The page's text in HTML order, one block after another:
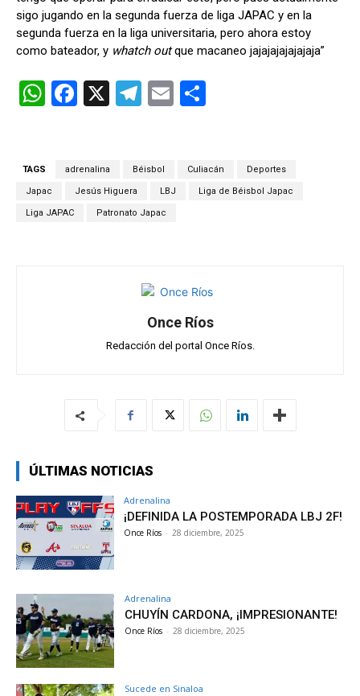
sigo jugando en la segunda fuerza de liga JAPAC y en la
segunda fuerza en la liga universitaria, pero ahora estoy
como bateador, y whatch outque macaneo jajajajajajajaja”
W
A
p
F
b
o
X
T
gr
m
E
p
ar
TAGS adrenalina Béisbol Culiacán Deportes
Japac Jesús Higuera LBJ Liga de Béisbol Japac
Liga JAPAC Patronato Japac
Once Ríos
Redacción del portal Once Ríos.
ÚLTIMAS NOTICIAS
Adrenalina
¡DEFINIDA LA POSTEMPORADA LBJ 2F!
Once Ríos - 28 diciembre, 2025
Adrenalina
CHUYÍN CARDONA, ¡IMPRESIONANTE!
Once Ríos - 28 diciembre, 2025
Sucede en Sinaloa